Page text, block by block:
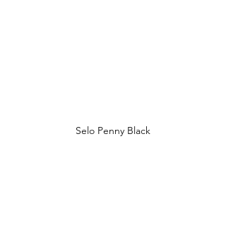
Selo Penny Black